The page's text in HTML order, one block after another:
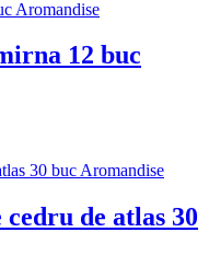
12 buc
de atlas 30